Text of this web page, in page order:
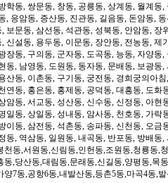
학동, 쌍문동, 창동, 공릉동, 상계동, 월계
, 응암동, 증산동, 진관동, 길음동, 돈암동,
, 보문동, 삼선동, 석관동, 성북동, 안암동,
, 신설동, 용두동, 이문동, 장안동, 전농동, 제
장동, 구의동, 군자동, 도곡동, 능동, 자양동
동, 남영동, 도원동, 동자동, 문배동, 보광동,
산동, 이촌동, 구기동, 궁전동, 경희궁의아
연동, 홍은동, 홍제동, 공덕동, 대흥동, 도화
암동, 서교동, 성산동, 신수동, 신정동, 아
일동, 상일동, 성내동, 암사동, 천호동, 가락
이동, 삼전동, 석촌동, 송파동, 신천동, 오
동, 역삼동, 일원동, 내곡동, 반포동, 방배동
천동,서원동,신림동,인헌동,조원동,청룡동,
동,당산동,대림동,문래동,신길동,양평동,목
양7동,공항6동,내발산동,등촌5동,마곡4동,